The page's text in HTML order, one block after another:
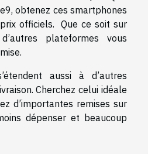
obtenez ces smartphones
officiels. Que ce soit sur
plateformes vous
aussi à d’autres
Cherchez celui idéale
d’importantes remises sur
dépenser et beaucoup